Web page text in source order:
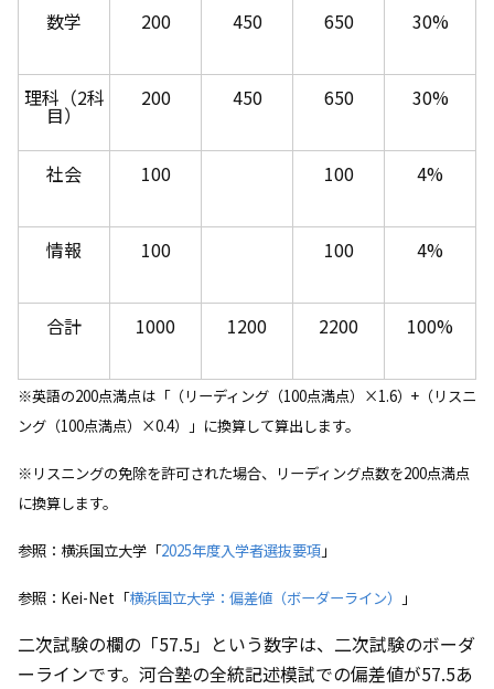
数学 200 450 650 30%
理科（2科
目）
200 450 650 30%
社会 100 100 4%
情報 100 100 4%
合計 1000 1200 2200 100%
※英語の200点満点は「（リーディング（100点満点）×1.6）+（リスニ
ング（100点満点）×0.4）」に換算して算出します。
※リスニングの免除を許可された場合、リーディング点数を200点満点
に換算します。
参照：横浜国立大学「2025年度入学者選抜要項 」
参照：Kei-Net「横浜国立大学：偏差値（ボーダーライン） 」
二次試験の欄の「57.5」という数字は、二次試験のボーダ
ーラインです。河合塾の全統記述模試での偏差値が57.5あ